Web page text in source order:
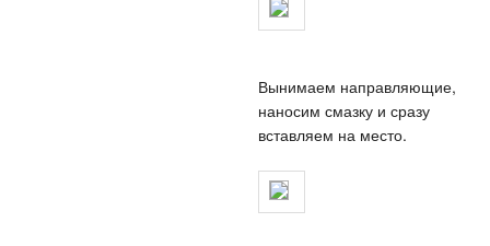
Вынимаем направляющие,
наносим смазку и сразу
вставляем на место.